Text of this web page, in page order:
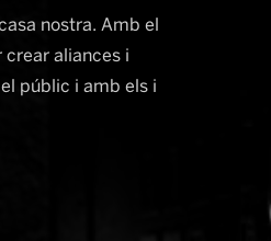
nostra. Amb el
aliances i
públic i amb els i